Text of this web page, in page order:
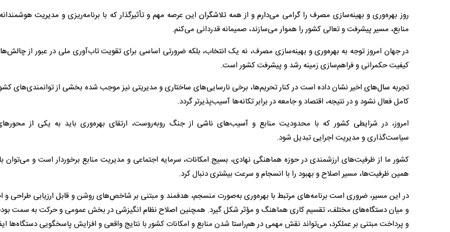
روز بهره‌وری و بهینه‌سازی مصرف را گرامی می‌دارم و از همه تلاشگران این عرصه مهم و تأثیرگذار که با برنامه‌ریزی و مدیریت
منابع، مسیر پیشرفت و تعالی کشور را هموار می‌سازند، صمیمانه قدردانی می‌کنم.
در جهان امروز توجه به بهره‌وری و بهینه‌سازی مصرف، نه یک انتخاب، بلکه ضرورتی اساسی برای تقویت تاب‌آوری ملی در عبور از
کیفیت حکمرانی و فراهم‌سازی زمینه رشد و پیشرفت کشور است.
تجربه سال‌های اخیر نشان داده است در کنار تحریم‌ها، برخی نارسایی‌های ساختاری و مدیریتی نیز موجب شده بخشی از توانمندی‌های
کامل فعال نشود و در نتیجه، اقتصاد و جامعه در برابر تکانه‌ها آسیب‌پذیرتر گردد.
امروز، در شرایطی کشور که با محدودیت منابع و آسیب‌های ناشی از جنگ روبه‌روست، ارتقای بهره‌وری باید به یکی از
سیاست‌گذاری و مدیریت اجرایی تبدیل شود.
کشور ما از ظرفیت‌های ارزشمندی در حوزه هماهنگی نهادی، بسیج امکانات، سرمایه اجتماعی و مدیریت منابع برخوردار است و می‌توان با
همین ظرفیت‌ها، مسیر اصلاح و بهبود را با انسجام و سرعت بیشتری دنبال کرد.
در این مسیر، ضروری است برنامه‌های مرتبط با بهره‌وری به‌صورت منسجم، هدفمند و مبتنی بر شاخص‌های روشن و قابل ارزیابی طراحی و
و میان دستگاه‌های مختلف، تقسیم کاری هماهنگ و مؤثر شکل گیرد. همچنین اصلاح نظام انگیزشی در بخش عمومی و حرکت به سمت
و پرداخت مبتنی بر عملکرد، می‌تواند نقش مهمی در هم‌راستا شدن منابع و امکانات کشور با نتایج واقعی و افزایش پاسخگویی دستگاه‌ها